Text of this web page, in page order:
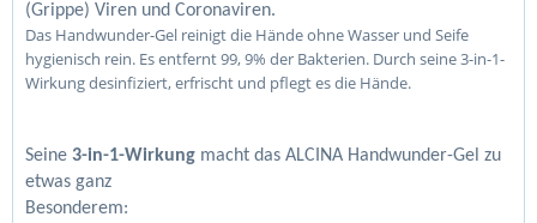
(Grippe) Viren und Coronaviren.
Das Handwunder-Gel reinigt die Hände ohne Wasser und Seife
hygienisch rein. Es entfernt 99, 9% der Bakterien. Durch seine 3-in-1-
Wirkung desinfiziert, erfrischt und pflegt es die Hände.
Seine 3-in-1-Wirkung macht das ALCINA Handwunder-Gel zu
etwas ganz